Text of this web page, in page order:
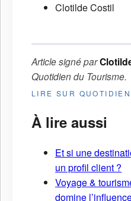
Clotilde Costil
Article signé par
Quotidien du Tourisme.
LIRE SUR
À lire aussi
Et si une
un profil client ?
Voyage &
domine